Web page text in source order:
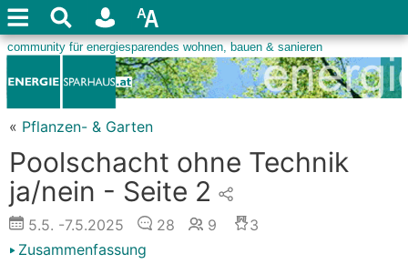
« Pflanzen- & Garten
Poolschacht ohne Technik
ja/nein - Seite 2
5.5. -7.5.2025 28 9
3
Zusammenfassung